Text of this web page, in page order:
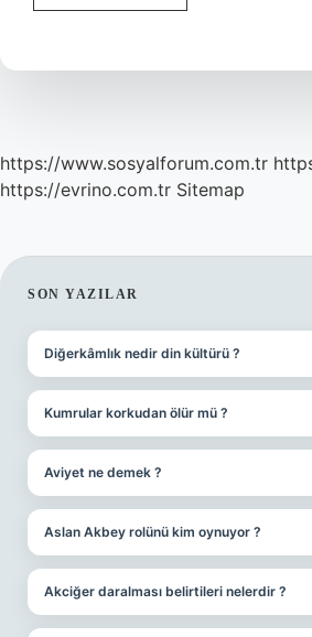
Beyaz
Iade
https://www.sosyalforum.com.tr
https://evrino.com.tr Sitemap
SIDEBAR
SON YAZILAR
Diğerkâmlık nedir din kültürü ?
Kumrular korkudan ölür mü ?
Aviyet ne demek ?
Aslan Akbey rolünü kim oynuyor ?
Akciğer daralması belirtileri nelerdir ?